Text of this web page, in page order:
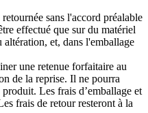
sans l'accord préalable
effectué que sur du matériel
et, dans l'emballage
une retenue forfaitaire au
de la reprise. Il ne pourra
Les frais d’emballage et
frais de retour resteront à la